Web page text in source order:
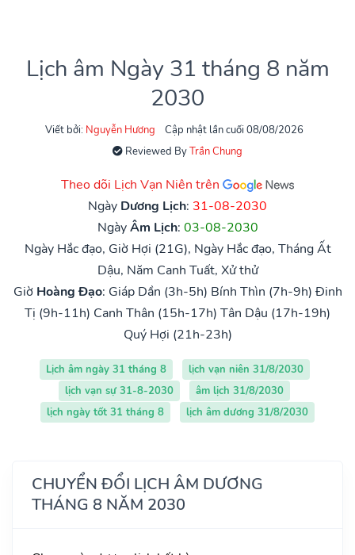
Lịch âm Ngày 31 tháng 8 năm
2030
Viết bởi: Nguyễn Hương
Cập nhật lần cuối 08/08/2026
Reviewed ByTrần Chung
Theo dõi Lịch Vạn Niên trên
Ngày Dương Lịch: 31-08-2030
NgàyÂm Lịch: 03-08-2030
Ngày Hắc đạo, Giờ Hợi (21G), Ngày Hắc đạo, Tháng Ất
Dậu, Năm Canh Tuất, Xử thử
Giờ Hoàng Đạo: Giáp Dần (3h-5h) Bính Thìn (7h-9h) Đinh
Tị (9h-11h) Canh Thân (15h-17h) Tân Dậu (17h-19h)
Quý Hợi (21h-23h)
Lịch âm ngày 31 tháng 8
lịch vạn niên 31/8/2030
lịch vạn sự 31-8-2030
âm lịch 31/8/2030
lịch ngày tốt 31 tháng 8
lịch âm dương 31/8/2030
CHUYỂN ĐỔI LỊCH ÂM DƯƠNG
THÁNG 8 NĂM 2030